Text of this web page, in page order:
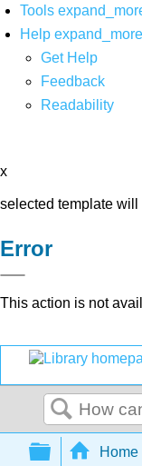
Tools
Help expand_more
Get Help
Feedback
Readability
x
selected template will
Error
This action is not
Search
Home